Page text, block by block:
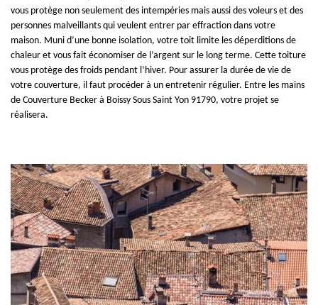
vous protège non seulement des intempéries mais aussi des voleurs et des
personnes malveillants qui veulent entrer par effraction dans votre
maison. Muni d’une bonne isolation, votre toit limite les déperditions de
chaleur et vous fait économiser de l’argent sur le long terme. Cette toiture
vous protège des froids pendant l’hiver. Pour assurer la durée de vie de
votre couverture, il faut procéder à un entretenir régulier. Entre les mains
de Couverture Becker à Boissy Sous Saint Yon 91790, votre projet se
réalisera.